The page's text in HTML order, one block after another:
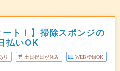
ート！】掃除スポンジの
払いOK
り 土日祝日が休み WEB登録OK